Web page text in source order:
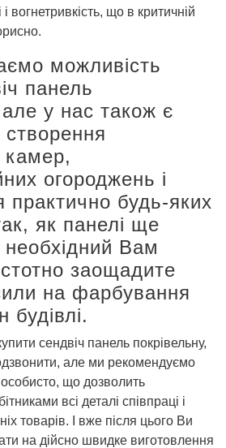
вогнетривкість, що в критичній
можливість
панель
але у нас також є
створення
камер,
огороджень і
будь-яких
як панелі ще
Вам
заощадите
на фарбування
будівлі.
сендвіч панель покрівельну,
але ми рекомендуємо
що дозволить
всі деталі співпраці і
товарів. І вже після цього Ви
на дійсно швидке виготовлення